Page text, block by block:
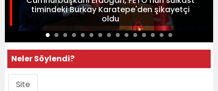
timindeki Burkay Karatepe'den şikayetçi
oldu
Neler Söylendi?
Site